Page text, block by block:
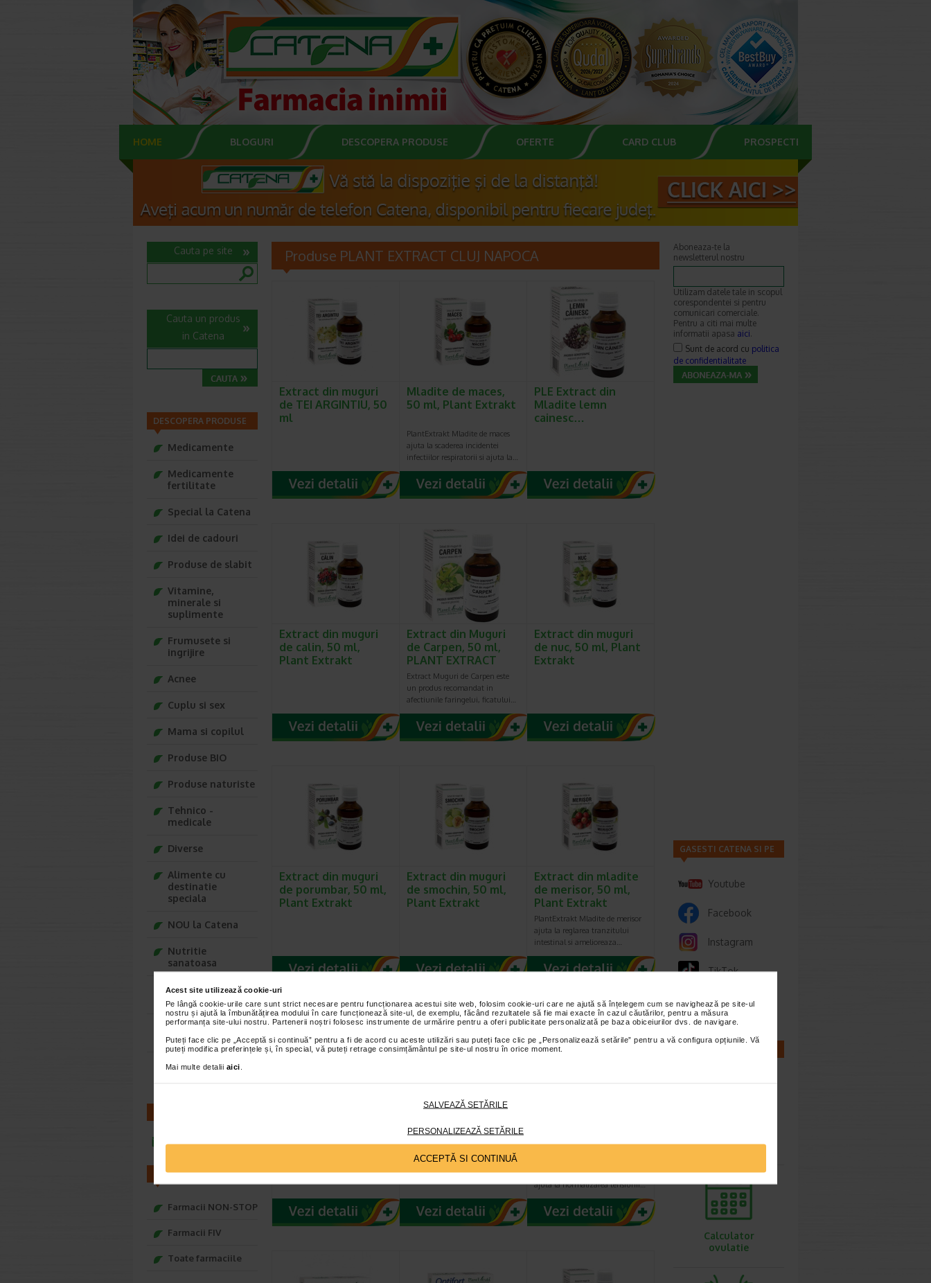
Acest site utilizează cookie-uri
Pe lângă cookie-urile care sunt strict necesare pentru funcționarea acestui site web, folosim cookie-uri care ne ajută să înțelegem cum se navighează pe site-ul
nostru și ajută la îmbunătățirea modului în care funcționează site-ul, de exemplu, făcând rezultatele să fie mai exacte în cazul căutărilor, pentru a măsura
performanța site-ului nostru. Partenerii noștri folosesc instrumente de urmărire pentru a oferi publicitate personalizată pe baza obiceiurilor dvs. de navigare.
Puteți face clic pe „Acceptă si continuă” pentru a fi de acord cu aceste utilizări sau puteți face clic pe „Personalizează setările” pentru a vă configura opțiunile. Vă
puteți modifica preferințele și, în special, vă puteți retrage consimțământul pe site-ul nostru în orice moment.
Mai multe detalii aici
SALVEAZĂ SETĂRILE
PERSONALIZEAZĂ SETĂRILE
ACCEPTĂ SI CONTINUĂ
HOME BLOGURI DESCOPERA PRODUSE OFERTE CARD CLUB PROSPECTE
Produse PLANT EXTRACT CLUJ NAPOCA
Extract din muguri
de TEI ARGINTIU, 50
ml
Mladite de maces,
50 ml, Plant Extrakt
PlantExtrakt Mladite de maces
ajuta la scaderea incidentei
infectiilor respiratorii si ajuta la…
PLE Extract din
Mladite lemn
cainesc…
Extract din muguri
de calin, 50 ml,
Plant Extrakt
Extract din Muguri
de Carpen, 50 ml,
PLANT EXTRACT
Extract Muguri de Carpen este
un produs recomandat in
afectiunile faringelui, ficatului…
Extract din muguri
de nuc, 50 ml, Plant
Extrakt
Extract din muguri
de porumbar, 50 ml,
Plant Extrakt
Extract din muguri
de smochin, 50 ml,
Plant Extrakt
Extract din mladite
de merisor, 50 ml,
Plant Extrakt
PlantExtrakt Mladite de merisor
ajuta la reglarea tranzitului
intestinal si amelioreaza…
Plant Extrakt
MESTEACAN, 50 ml
buna functionare a inimii si
ajuta la normalizarea tensiunii…
Cauta pe site
Cauta un produs
in Catena
DESCOPERA PRODUSE
Medicamente
Medicamente
fertilitate
Special la Catena
Idei de cadouri
Produse de slabit
Vitamine,
minerale si
suplimente
Frumusete si
ingrijire
Acnee
Cuplu si sex
Mama si copilul
Produse BIO
Produse naturiste
Tehnico -
medicale
Diverse
Alimente cu
destinatie
speciala
NOU la Catena
Nutritie
sanatoasa
Ce Oftapic ti se
potriveste
Adora – Adorabili
din prima clipa
Seturi cadou
infoline@catena.ro
FARMACII
Farmacii NON-STOP
Farmacii FIV
Toate farmaciile
Aboneaza-te la
newsletterul nostru
Utilizam datele tale in scopul
corespondentei si pentru
comunicari comerciale.
Pentru a citi mai multe
informatii apasa aici.
Sunt de acord cu politica
de confidentialitate
GASESTI CATENA SI PE
Youtube
Facebook
Instagram
TikTok
Whatsapp
sarcina
Calculator
ovulatie